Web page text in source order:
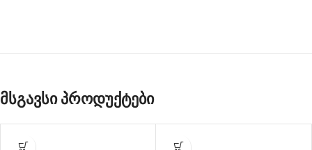
მსგავსი პროდუქტები